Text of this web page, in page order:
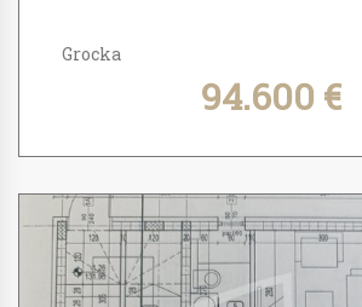
Grocka
94.600 €